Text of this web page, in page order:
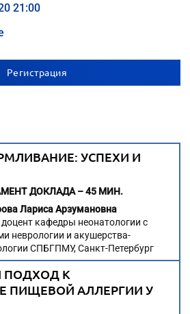
21:00
Регистрация
УСПЕХИ И
ДОКЛАДА – 45 МИН.
Лариса Арзумановна
кафедры неонатологии с
неврологии и акушерства-
СПБГПМУ, Санкт-Петербург
ПОДХОД К
ПИЩЕВОЙ АЛЛЕРГИИ У